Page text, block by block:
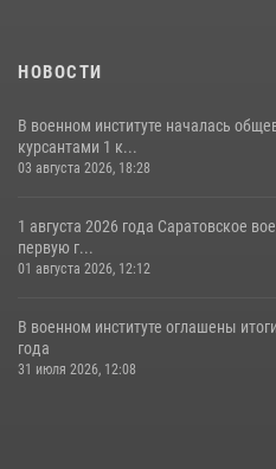
НОВОСТИ
В военном институте началась
курсантами 1 к...
03 августа 2026, 18:28
1 августа 2026 года Саратовское
первую г...
01 августа 2026, 12:12
В военном институте оглашены
года
31 июля 2026, 12:08